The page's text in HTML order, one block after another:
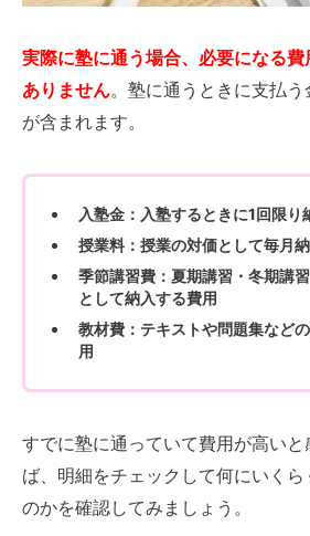
実際に塾に通う場合、必要になる
ありません。塾に通うときに支払
が含まれます。
入塾金：入塾するときに1回限り
授業料：授業の対価として毎月
季節講習費：夏期講習・冬期講
として納入する費用
教材費：テキストや問題集など
用
すでに塾に通っていて費用が高い
ば、明細をチェックして何にいく
のかを確認してみましょう。